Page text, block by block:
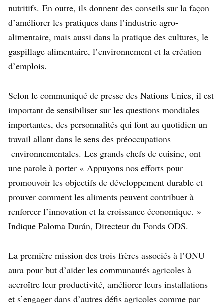
nutritifs. En outre, ils donnent des conseils sur la façon
d’améliorer les pratiques dans l’industrie agro-
alimentaire, mais aussi dans la pratique des cultures, le
gaspillage alimentaire, l’environnement et la création
d’emplois.
Selon le communiqué de presse des Nations Unies, il est
important de sensibiliser sur les questions mondiales
importantes, des personnalités qui font au quotidien un
travail allant dans le sens des préoccupations
environnementales. Les grands chefs de cuisine, ont
une parole à porter « Appuyons nos efforts pour
promouvoir les objectifs de développement durable et
prouver comment les aliments peuvent contribuer à
renforcer l’innovation et la croissance économique. »
Indique Paloma Durán, Directeur du Fonds ODS.
La première mission des trois frères associés à l’ONU
aura pour but d’aider les communautés agricoles à
accroître leur productivité, améliorer leurs installations
et s’engager dans d’autres défis agricoles comme par